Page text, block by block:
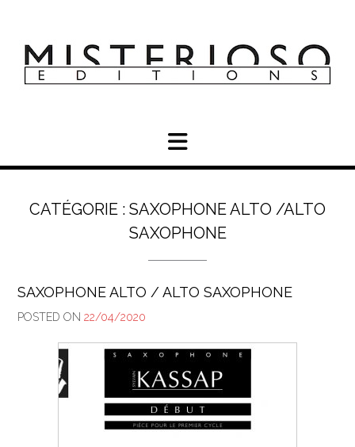
CATÉGORIE : SAXOPHONE ALTO /ALTO
SAXOPHONE
SAXOPHONE ALTO / ALTO SAXOPHONE
POSTED ON 22/04/2020